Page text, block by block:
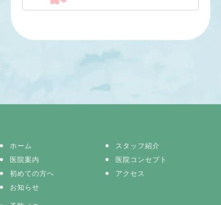
ホーム
スタッフ紹介
医院案内
医院コンセプト
初めての方へ
アクセス
お知らせ